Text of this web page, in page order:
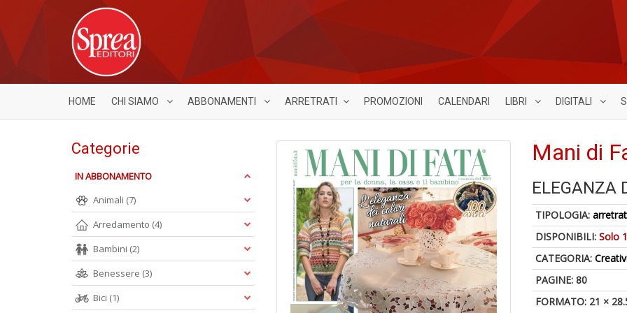
HOME CHI SIAMO ABBONAMENTI ARRETRATI PROMOZIONI CALENDARI LIBRI DIGITALI
Mani di
ELEGANZA
TIPOLOGIA:
DISPONIBILI:Solo
CATEGORIA:
PAGINE: 80
FORMATO: 21 ×
Categorie
IN ABBONAMENTO
Animali (7)
Arredamento (4)
Bambini (2)
Benessere (3)
Bici (1)